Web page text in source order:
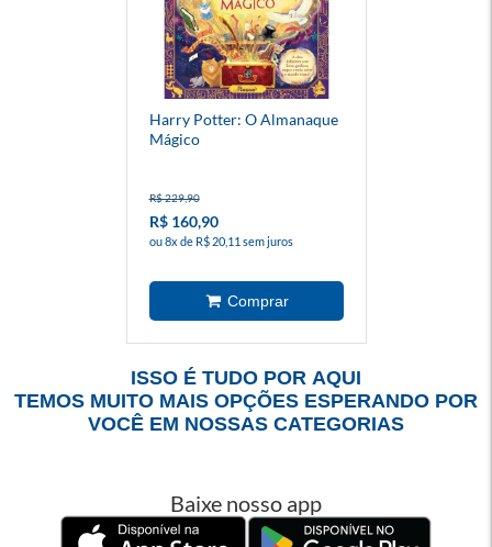
Harry Potter: O Almanaque
Mágico
R$ 229,90
R$ 160,90
ou 8x de R$ 20,11 sem juros
ISSO É TUDO POR AQUI
TEMOS MUITO MAIS OPÇÕES ESPERANDO POR
VOCÊ EM NOSSAS CATEGORIAS
Baixe nosso app